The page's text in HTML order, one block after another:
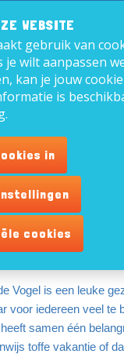
supermarkt
(juli en
voor je naast je
Vogel is een leuke
voor iedereen veel te
samen één
toffe vakantie of
WEBSITE
gebruik van
wilt aanpassen
kan je jouw
is
.
in
cookies